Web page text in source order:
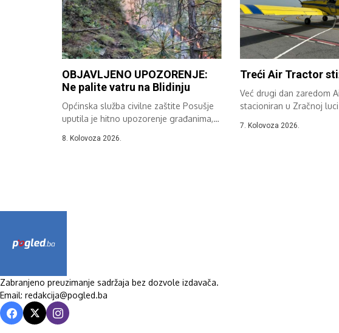
OBJAVLJENO UPOZORENJE:
Ne palite vatru na Blidinju
Općinska služba civilne zaštite Posušje
uputila je hitno upozorenje građanima,
8. Kolovoza 2026.
Treći Air Tractor
Već drugi dan zaredom
stacioniran u Zračnoj
7. Kolovoza 2026.
Zabranjeno preuzimanje sadržaja bez dozvole izdavača.
Email: redakcija@pogled.ba